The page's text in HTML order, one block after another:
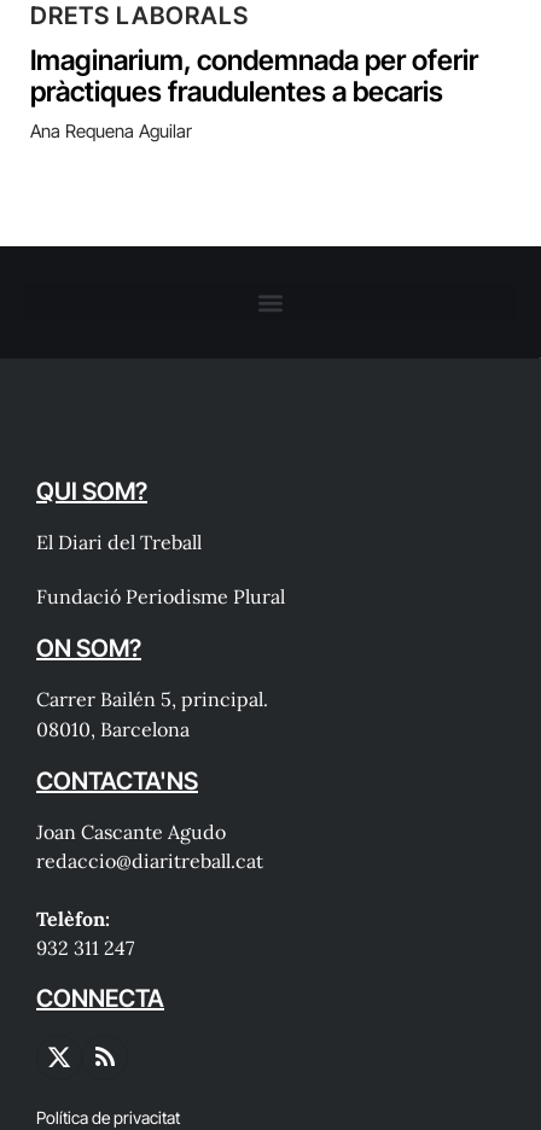
DRETS LABORALS
Imaginarium, condemnada per oferir
pràctiques fraudulentes a becaris
Ana Requena Aguilar
QUI SOM?
El Diari del Treball
Fundació Periodisme Plural
ON SOM?
Carrer Bailén 5, principal.
08010, Barcelona
CONTACTA'NS
Joan Cascante Agudo
redaccio@diaritreball.cat
Telèfon:
932 311 247
CONNECTA
X
RSS
Política de privacitat